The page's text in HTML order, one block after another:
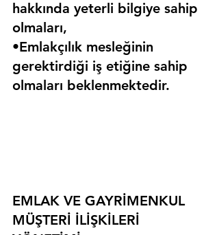
hakkında yeterli bilgiye sahip
olmaları,
•Emlakçılık mesleğinin
gerektirdiği iş etiğine sahip
olmaları beklenmektedir.
EMLAK VE GAYRİMENKUL
MÜŞTERİ İLİŞKİLERİ